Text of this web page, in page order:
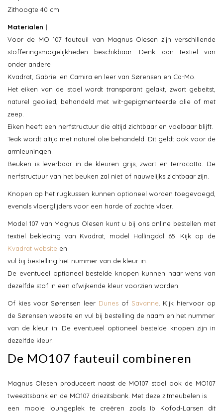
Zithoogte 40 cm
Materialen |
Voor de MO 107 fauteuil van Magnus Olesen zijn verschillende
stofferingsmogelijkheden beschikbaar. Denk aan textiel van
onder andere
Kvadrat, Gabriel en Camira en leer van Sørensen en Ca-Mo.
Het eiken van de stoel wordt transparant gelakt, zwart gebeitst,
naturel geolied, behandeld met wit-gepigmenteerde olie of met
zeep.
Eiken heeft een nerfstructuur die altijd zichtbaar en voelbaar blijft.
Teak wordt altijd met naturel olie behandeld. Dit geldt ook voor de
armleuningen.
Beuken is leverbaar in de kleuren grijs, zwart en terracotta. De
nerfstructuur van het beuken zal niet of nauwelijks zichtbaar zijn.
Knopen op het rugkussen kunnen optioneel worden toegevoegd,
evenals vloerglijders voor een harde of zachte vloer.
Model 107 van Magnus Olesen kunt u bij ons online bestellen met
textiel bekleding van Kvadrat, model Hallingdal 65. Kijk op de
Kvadrat website en
vul bij bestelling het nummer van de kleur in.
De eventueel optioneel bestelde knopen kunnen naar wens van
dezelfde stof in een afwijkende kleur voorzien worden.
Of kies voor Sørensen leer Dunes of Savanne. Kijk hiervoor op
de Sørensen website en vul bij bestelling de naam en het nummer
van de kleur in. De eventueel optioneel bestelde knopen zijn in
dezelfde kleur.
De MO107 fauteuil combineren
Magnus Olesen produceert naast de MO107 stoel ook de MO107
tweezitsbank en de MO107 driezitsbank. Met deze zitmeubelen is
een mooie loungeplek te creëren zoals Ib Kofod-Larsen dit